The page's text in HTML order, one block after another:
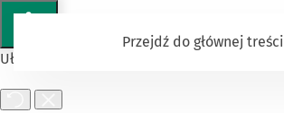
Ułatwienia dostępu
Przejdź do głównej treści